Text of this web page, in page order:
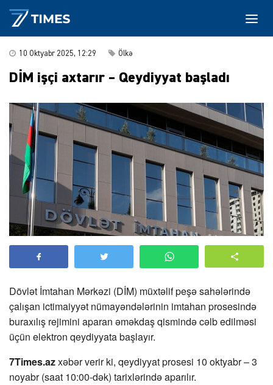
10 Oktyabr 2025, 12:29 Ölkə
DİM işçi axtarır – Qeydiyyat başladı
Dövlət İmtahan Mərkəzi (DİM) müxtəlif peşə sahələrində
çalışan ictimaiyyət nümayəndələrinin imtahan prosesində
buraxılış rejimini aparan əməkdaş qismində cəlb edilməsi
üçün elektron qeydiyyata başlayır.
7Times.azxəbər verir ki, qeydiyyat prosesi 10 oktyabr – 3
noyabr (saat 10:00-dək) tarixlərində aparılır.